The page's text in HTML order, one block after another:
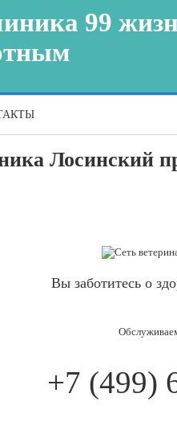
99
Лосинский
Вы заботитесь о
+7 (499)